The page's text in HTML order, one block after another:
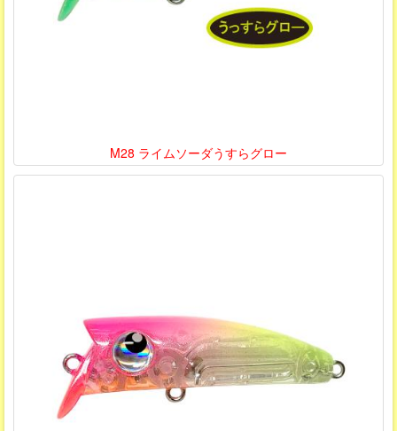
M28 ライムソーダうすらグロー